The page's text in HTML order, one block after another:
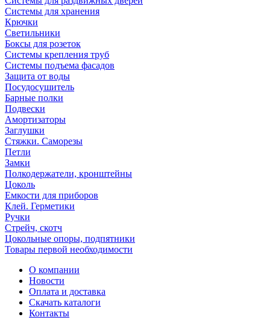
Системы для хранения
Крючки
Светильники
Боксы для розеток
Системы крепления труб
Системы подъема фасадов
Защита от воды
Посудосушитель
Барные полки
Подвески
Амортизаторы
Заглушки
Стяжки. Саморезы
Петли
Замки
Полкодержатели, кронштейны
Цоколь
Емкости для приборов
Клей. Герметики
Ручки
Стрейч, скотч
Цокольные опоры, подпятники
Товары первой необходимости
О компании
Новости
Оплата и доставка
Скачать каталоги
Контакты